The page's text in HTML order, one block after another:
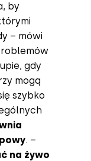
by
– mówi
gdy
mogą
szybko
. –
na żywo